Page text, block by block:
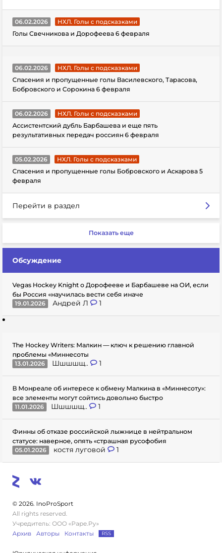
06.02.2026
НХЛ. Голы с подсказками
Голы Свечникова и Дорофеева 6 февраля
06.02.2026
НХЛ. Голы с подсказками
Спасения и пропущенные голы Василевского, Тарасова,
Бобровского и Сорокина 6 февраля
06.02.2026
НХЛ. Голы с подсказками
Ассистентский дубль Барбашева и еще пять
результативных передач россиян 6 февраля
05.02.2026
НХЛ. Голы с подсказками
Спасения и пропущенные голы Бобровского и Аскарова 5
февраля
Перейти в раздел
Показать еще
Обсуждение
Vegas Hockey Knight о Дорофееве и Барбашеве на ОИ, если
бы Россия «научилась вести себя иначе
19.01.2026
Андрей Л 1
The Hockey Writers: Малкин — ключ к решению главной
проблемы «Миннесоты
13.01.2026
Шшшшщ.. 1
В Монреале об интересе к обмену Малкина в «Миннесоту»:
все элементы могут сойтись довольно быстро
11.01.2026
Шшшшщ.. 1
Финны об отказе российской лыжнице в нейтральном
статусе: наверное, опять «страшная русофобия
05.01.2026
костя луговой 1
© 2026. InoProSport
All rights reserved.
Учредитель: ООО «Раре.Ру»
Архив
Авторы Контакты RSS